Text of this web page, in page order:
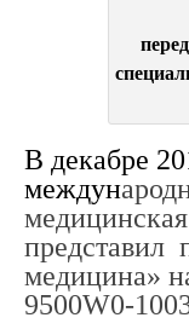
В декабре
междун
представил
медицина»
9500W0-